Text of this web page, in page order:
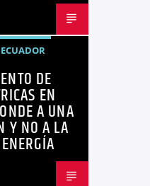
ECUADOR
DE
EN
A UNA
Y NO A LA